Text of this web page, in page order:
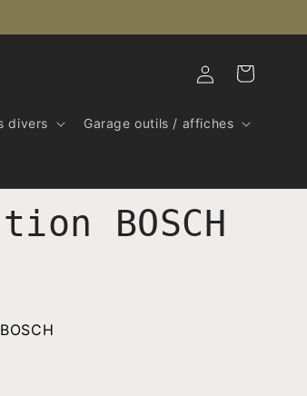
divers Garage outils / affiches
ConnexionPanier
BOSCH